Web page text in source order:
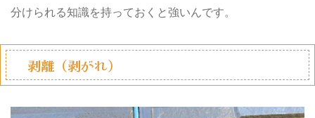
分けられる知識を持っておくと強いんです。
剥離（剥がれ）